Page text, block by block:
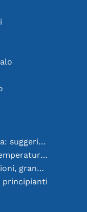
Saldare come un professionista: suggerimenti per connessioni elettroniche perfette
Scegliere il giusto sensore di temperatura [youtube]
Batterie 18650: piccole dimensioni, grandi prestazioni
principianti